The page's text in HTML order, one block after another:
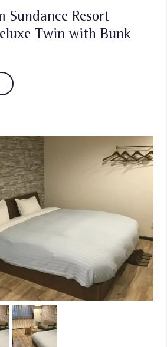
Sundance Resort
Twin with Bunk